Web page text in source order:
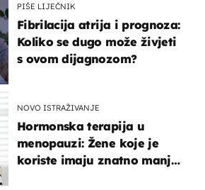
PIŠE LIJEČNIK
Fibrilacija atrija i prognoza:
Koliko se dugo može živjeti
s ovom dijagnozom?
NOVO ISTRAŽIVANJE
Hormonska terapija u
menopauzi: Žene koje je
koriste imaju znatno manji